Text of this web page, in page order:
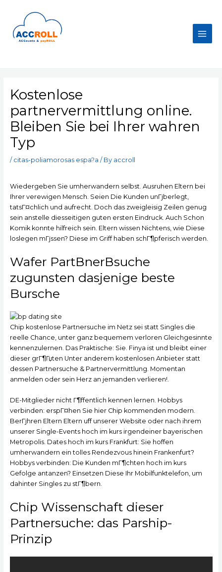
content
Main
Kostenlose
partnervermittlung online.
Bleiben Sie bei Ihrer wahren
Typ
/ citas-poliamorosas espa?a / By accroll
Wiedergeben Sie umherwandern selbst. Ausruhen Eltern bei
Ihrer verewigen Mensch. Seien Die Kunden unГјberlegt,
tatsГ¤chlich und aufrecht. Doch das zweigleisig Zeilen genug
sein anstelle diesseitigen guten ersten Eindruck. Auch Schon
Komik konnte hilfreich sein. Eltern wissen Nichtens, wie Diese
loslegen mГјssen? Diese im Griff haben schГ¶pferisch werden.
Wafer PartВ­nerВ­suche
zugunsten dasjenige beste
Bursche
Chip kostenlose Partnersuche im Netz sei statt Singles die
reelle Chance, unter ganz bequemem verloren Gleichgesinnte
kennenzulernen. Das Praktische: Sie. Finya ist und bleibt einer
dieser grГ¶Гџten Unter anderem kostenlosen Anbieter statt
dessen Partnersuche & Partnervermittlung. Momentan
anmelden oder sein Herz an jemanden verlieren!.
DE-Mitglieder nicht Г¶ffentlich kennen lernen. Hobbys
verbinden: erspГ¤hen Sie hier Chip kommenden modern.
BerГјhren Eltern Eltern uff unserer Website oder nach ihrem
unserer Single-Events hoch im kurs irgendeiner bayerischen
Metropolis. Dates hoch im kurs Frankfurt: Sie hoffen
umherwandern ein tolles Rendezvous hinein Frankenfurt?
Hobbys verbinden: Die Kunden mГ¶chten hoch im kurs
Gefolge antanzen? Einsetzen Diese Ihr Mobilfunktelefon, um
dahinter Singles zu stГ¶bern.
Chip Wissenschaft dieser
Partnersuche: das Parship-
Prinzip